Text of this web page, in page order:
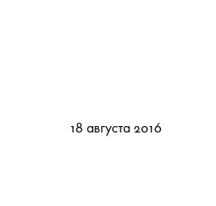
18 августа 2016